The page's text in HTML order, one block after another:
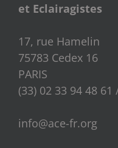
et Eclairagistes
17, rue Hamelin
75783 Cedex 16
PARIS
(33) 02 33 94 48
info@ace-fr.org